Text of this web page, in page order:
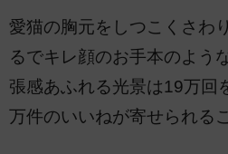
愛猫の胸元をしつこくさわ
るでキレ顔のお手本のよう
張感あふれる光景は19万回
万件のいいねが寄せられる